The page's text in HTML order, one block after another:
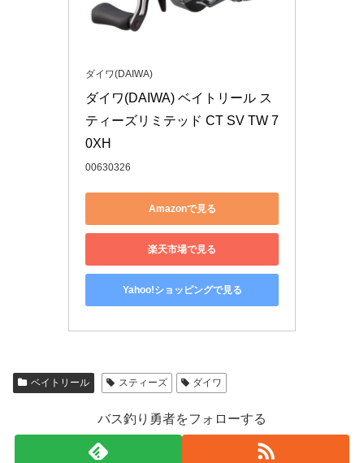
ダイワ(DAIWA)
ダイワ(DAIWA) ベイトリール ス
ティーズリミテッド CT SV TW 7
0XH
00630326
Amazonで見る
楽天市場で見る
Yahoo!ショッピングで見る
ベイトリール スティーズ ダイワ
バス釣り勇者をフォローする